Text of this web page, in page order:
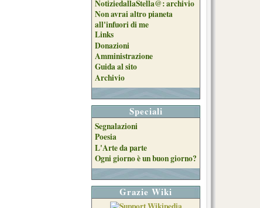
NotiziedallaStella@: archivio
Non avrai altro pianeta
all'infuori di me
Links
Donazioni
Amministrazione
Guida al sito
Archivio
Speciali
Segnalazioni
Poesia
L'Arte da parte
Ogni giorno è un buon giorno?
Grazie Wiki